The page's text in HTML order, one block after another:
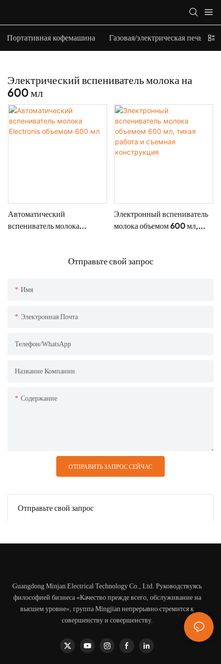
Портативная кофемашина Газовая/электрическая печь-
Электрический вспениватель молока на
600 мл
Отправьте свой запрос
Автоматический
вспениватель молока
Электронный вспениватель
молока объемом 600 мл,
Отправьте свой запрос
Имя
Электронная Почта
Телефон/WhatsApp
Название Компании
Содержание
ОТПРАВИТЬ ЗАПРОС СЕЙЧАС
Guangdong Minjan Electrical Technology Co., Ltd. Руководствуясь
философией бизнеса «Качество прежде всего, обслуживание на
высшем уровне», группа Mingjian непрерывно стремится к
совершенству и совершенству.